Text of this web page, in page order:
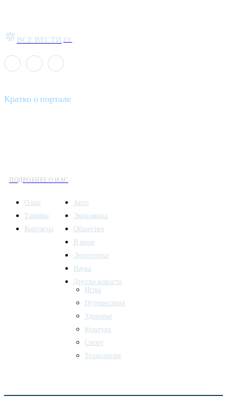
ВСЕ ВЕСТИ РУ
Кратко о портале
ПОДРОБНЕЕ О НАС
О нас
Тарифы
Контакты
Авто
Экономика
Общество
В мире
Энергетика
Наука
Другие новости
Игры
Путешествия
Здоровье
Культура
Спорт
Технологии